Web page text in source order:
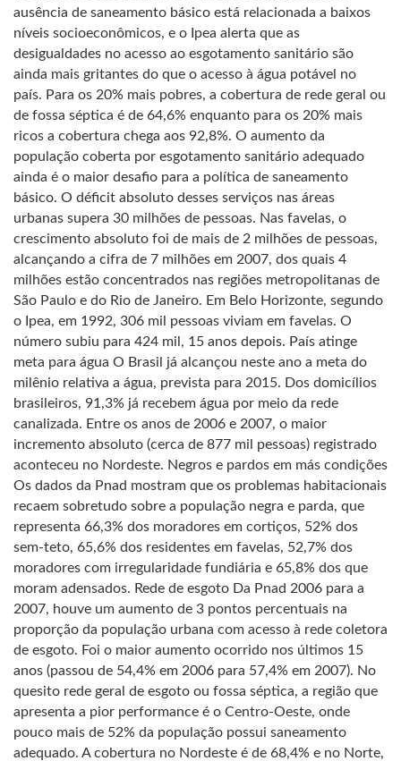
ausência de saneamento básico está relacionada a baixos
níveis socioeconômicos, e o Ipea alerta que as
desigualdades no acesso ao esgotamento sanitário são
ainda mais gritantes do que o acesso à água potável no
país. Para os 20% mais pobres, a cobertura de rede geral ou
de fossa séptica é de 64,6% enquanto para os 20% mais
ricos a cobertura chega aos 92,8%. O aumento da
população coberta por esgotamento sanitário adequado
ainda é o maior desafio para a política de saneamento
básico. O déficit absoluto desses serviços nas áreas
urbanas supera 30 milhões de pessoas. Nas favelas, o
crescimento absoluto foi de mais de 2 milhões de pessoas,
alcançando a cifra de 7 milhões em 2007, dos quais 4
milhões estão concentrados nas regiões metropolitanas de
São Paulo e do Rio de Janeiro. Em Belo Horizonte, segundo
o Ipea, em 1992, 306 mil pessoas viviam em favelas. O
número subiu para 424 mil, 15 anos depois. País atinge
meta para água O Brasil já alcançou neste ano a meta do
milênio relativa a água, prevista para 2015. Dos domicílios
brasileiros, 91,3% já recebem água por meio da rede
canalizada. Entre os anos de 2006 e 2007, o maior
incremento absoluto (cerca de 877 mil pessoas) registrado
aconteceu no Nordeste. Negros e pardos em más condições
Os dados da Pnad mostram que os problemas habitacionais
recaem sobretudo sobre a população negra e parda, que
representa 66,3% dos moradores em cortiços, 52% dos
sem-teto, 65,6% dos residentes em favelas, 52,7% dos
moradores com irregularidade fundiária e 65,8% dos que
moram adensados. Rede de esgoto Da Pnad 2006 para a
2007, houve um aumento de 3 pontos percentuais na
proporção da população urbana com acesso à rede coletora
de esgoto. Foi o maior aumento ocorrido nos últimos 15
anos (passou de 54,4% em 2006 para 57,4% em 2007). No
quesito rede geral de esgoto ou fossa séptica, a região que
apresenta a pior performance é o Centro-Oeste, onde
pouco mais de 52% da população possui saneamento
adequado. A cobertura no Nordeste é de 68,4% e no Norte,